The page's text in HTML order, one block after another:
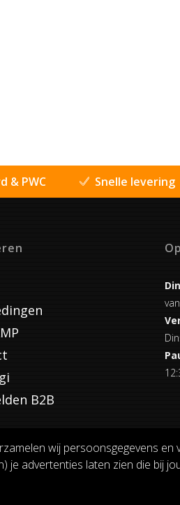
wij persoonsgegevens en
je advertenties laten zien die bij
& PWC Snelle levering
B2B